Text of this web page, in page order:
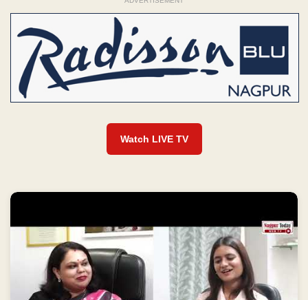
Watch LIVE TV